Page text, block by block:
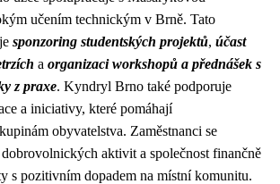
učením technickým v Brně. Tato
sponzoring studentských projektů, účast
a organizaci workshopů a přednášek s
z praxe. Kyndryl Brno také podporuje
a iniciativy, které pomáhají
obyvatelstva. Zaměstnanci se
aktivit a společnost finančně
s pozitivním dopadem na místní komunitu.